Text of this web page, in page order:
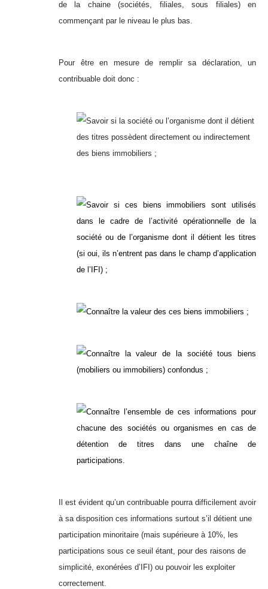
de la chaine (sociétés, filiales, sous filiales) en
commençant par le niveau le plus bas.
Pour être en mesure de remplir sa déclaration, un
contribuable doit donc :
Savoir si la société ou l’organisme dont il détient
des titres possèdent directement ou indirectement
des biens immobiliers ;
Savoir si ces biens immobiliers sont utilisés
dans le cadre de l’activité opérationnelle de la
société ou de l’organisme dont il détient les titres
(si oui, ils n’entrent pas dans le champ d’application
de l’IFI) ;
Connaître la valeur des ces biens immobiliers ;
Connaître la valeur de la société tous biens
(mobiliers ou immobiliers) confondus ;
Connaître l’ensemble de ces informations pour
chacune des sociétés ou organismes en cas de
détention de titres dans une chaîne de
participations.
Il est évident qu’un contribuable pourra difficilement avoir
à sa disposition ces informations surtout s’il détient une
participation minoritaire (mais supérieure à 10%, les
participations sous ce seuil étant, pour des raisons de
simplicité, exonérées d’IFI) ou pouvoir les exploiter
correctement.